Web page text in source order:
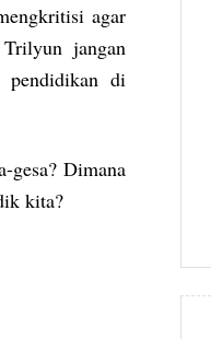
agar
jangan
pendidikan di
gesa? Dimana
kita?